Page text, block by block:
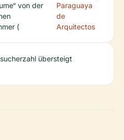
von der
(
Paraguaya
de
Arquitectos
übersteigt